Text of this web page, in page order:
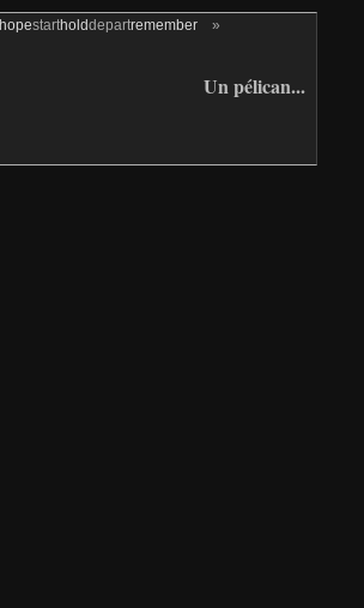
hopestartholddepartremember »
Un pélican...